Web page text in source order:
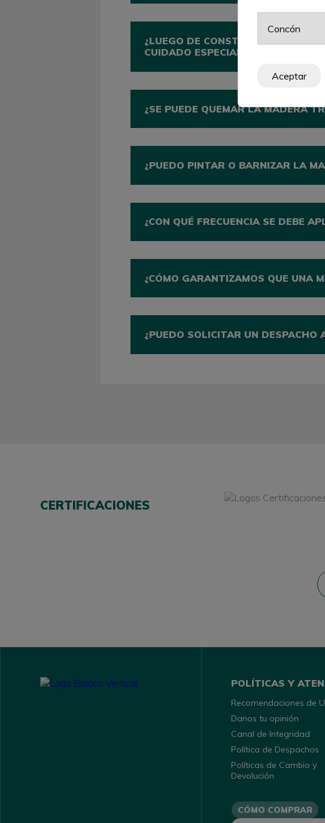
Aceptar
¿LUEGO DE CONSTRUIR CON
CUIDADO ESPECIAL?
¿SE PUEDE QUEMAR LA MADERA
¿PUEDO PINTAR O BARNIZAR LA
¿CON QUÉ FRECUENCIA SE DEBE
¿CÓMO GARANTIZAMOS QUE UNA
¿PUEDO SOLICITAR UN DESPACHO
CERTIFICACIONES
POLÍTICAS Y
Recomendaciones de
Danos tu opinión
Canal de Integridad
Política de Despachos
Políticas de Cambio y
Devolución
CÓMO COMPRAR